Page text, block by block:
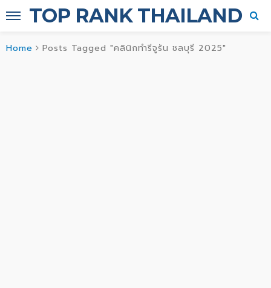
TOP RANK THAILAND
Home Posts Tagged "คลินิกทำรีจูรัน ชลบุรี 2025"